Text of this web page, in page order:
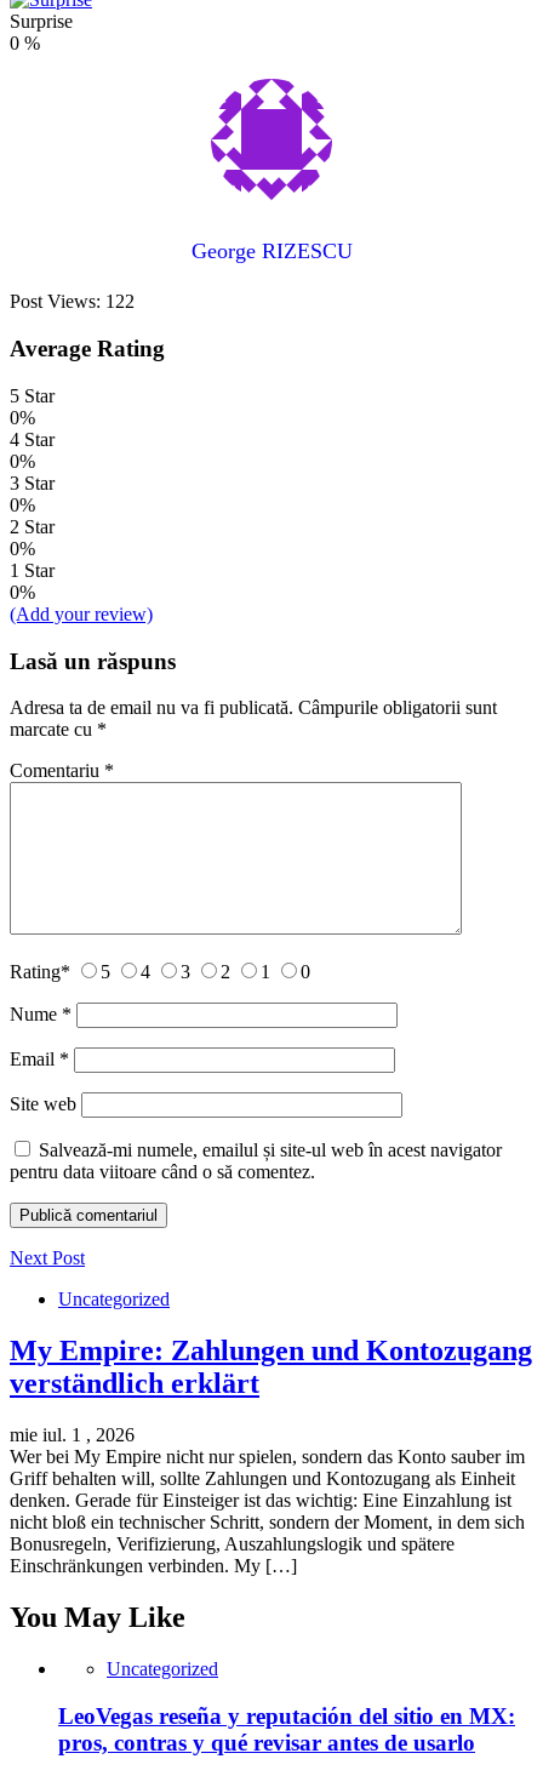
Surprise
0 %
George RIZESCU
Post Views: 122
Average Rating
5 Star
0%
4 Star
0%
3 Star
0%
2 Star
0%
1 Star
0%
(Add your review)
Lasă un răspuns
Adresa ta de email nu va fi publicată. Câmpurile obligatorii sunt
marcate cu *
Comentariu *
Rating* 5 4 3 2 1 0
Nume *
Email *
Site web
Salvează-mi numele, emailul și site-ul web în acest navigator
pentru data viitoare când o să comentez.
Next Post
Uncategorized
My Empire: Zahlungen und Kontozugang
verständlich erklärt
mie iul. 1 , 2026
Wer bei My Empire nicht nur spielen, sondern das Konto sauber im
Griff behalten will, sollte Zahlungen und Kontozugang als Einheit
denken. Gerade für Einsteiger ist das wichtig: Eine Einzahlung ist
nicht bloß ein technischer Schritt, sondern der Moment, in dem sich
Bonusregeln, Verifizierung, Auszahlungslogik und spätere
Einschränkungen verbinden. My […]
You May Like
Uncategorized
LeoVegas reseña y reputación del sitio en MX:
pros, contras y qué revisar antes de usarlo